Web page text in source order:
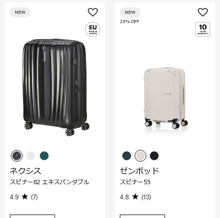
NEW
ネクシス
スピナー82 エキスパンダブル
4.9 (7)
25% OFF
NEW
ゼンポッド
スピナー55
4.8 (13)